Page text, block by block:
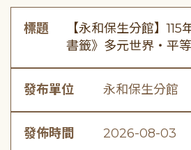
標題
【永和保生分館】
書籤》多元世界・平
發布單位 永和保生分館
發佈時間 2026-08-03